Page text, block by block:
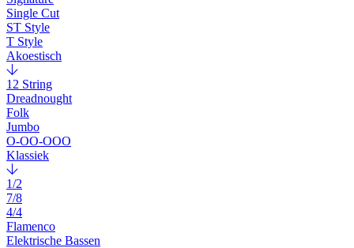
Single Cut
ST Style
T Style
Akoestisch
12 String
Dreadnought
Folk
Jumbo
O-OO-OOO
Klassiek
1/2
7/8
4/4
Flamenco
Elektrische Bassen